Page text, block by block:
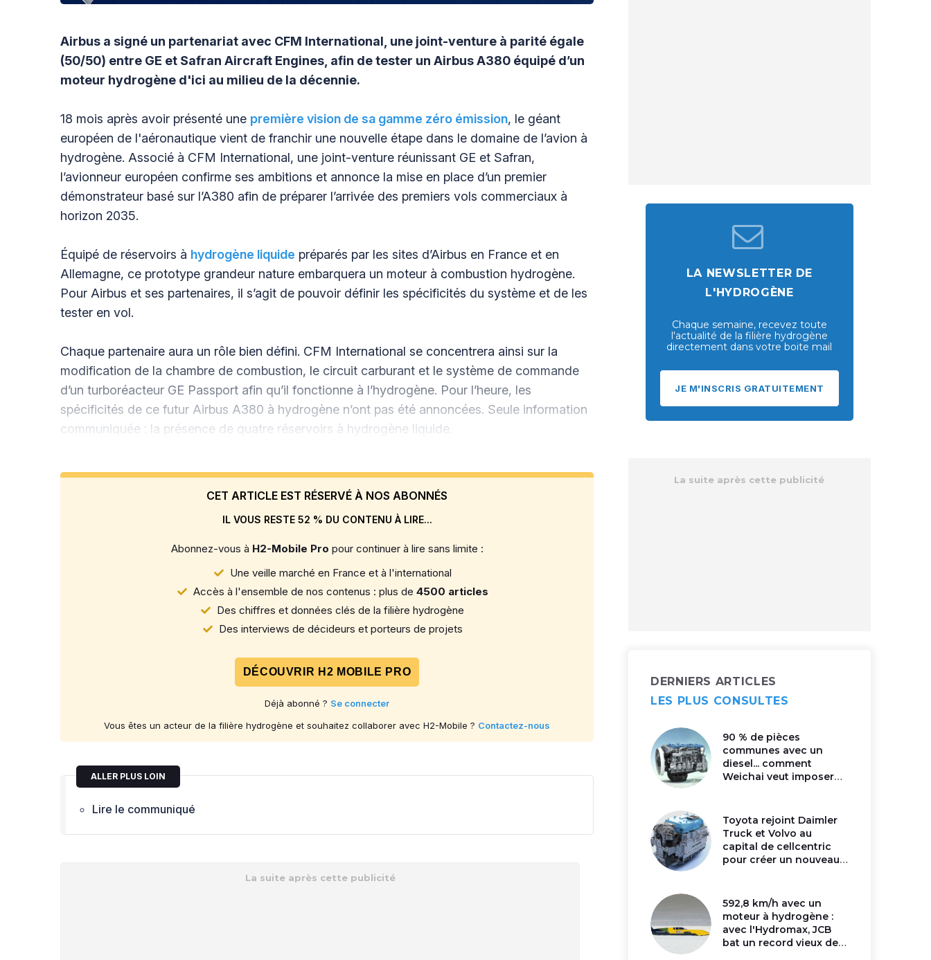
Airbus a signé un partenariat avec CFM International, une joint-venture à parité égale
(50/50) entre GE et Safran Aircraft Engines, afin de tester un Airbus A380 équipé d’un
moteur hydrogène d'ici au milieu de la décennie.
18 mois après avoir présenté une première vision de sa gamme zéro émission, le géant
européen de l'aéronautique vient de franchir une nouvelle étape dans le domaine de l’avion à
hydrogène. Associé à CFM International, une joint-venture réunissant GE et Safran,
l’avionneur européen confirme ses ambitions et annonce la mise en place d’un premier
démonstrateur basé sur l’A380 afin de préparer l’arrivée des premiers vols commerciaux à
horizon 2035.
Équipé de réservoirs à hydrogène liquide préparés par les sites d’Airbus en France et en
Allemagne, ce prototype grandeur nature embarquera un moteur à combustion hydrogène.
Pour Airbus et ses partenaires, il s’agit de pouvoir définir les spécificités du système et de les
tester en vol.
Chaque partenaire aura un rôle bien défini. CFM International se concentrera ainsi sur la
modification de la chambre de combustion, le circuit carburant et le système de commande
d’un turboréacteur GE Passport afin qu’il fonctionne à l’hydrogène. Pour l’heure, les
spécificités de ce futur Airbus A380 à hydrogène n’ont pas été annoncées. Seule information
communiquée : la présence de quatre réservoirs à hydrogène liquide.
CET ARTICLE EST RÉSERVÉ À NOS ABONNÉS
IL VOUS RESTE 52 % DU CONTENU À LIRE...
Abonnez-vous à H2-Mobile Pro pour continuer à lire sans limite :
Une veille marché en France et à l'international
Accès à l'ensemble de nos contenus : plus de 4500 articles
Des chiffres et données clés de la filière hydrogène
Des interviews de décideurs et porteurs de projets
DÉCOUVRIR H2 MOBILE PRO
Déjà abonné ? Se connecter
Vous êtes un acteur de la filière hydrogène et souhaitez collaborer avec H2-Mobile ? Contactez-nous
ALLER PLUS LOIN
Lire le communiqué
LA NEWSLETTER DE
L'HYDROGÈNE
Chaque semaine, recevez toute
l'actualité de la filière hydrogène
directement dans votre boite mail
JE M'INSCRIS GRATUITEMENT
DERNIERS ARTICLES
LES PLUS CONSULTES
90 % de pièces
communes avec un
diesel... comment
Weichai veut imposer
Toyota rejoint Daimler
Truck et Volvo au
capital de cellcentric
pour créer un nouveau
592,8 km/h avec un
moteur à hydrogène :
avec l'Hydromax, JCB
bat un record vieux de